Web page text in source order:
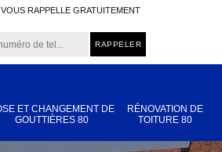
RAPPELLE GRATUITEMENT
ET CHANGEMENT DE
GOUTTIÈRES 80
RÉNOVATION DE
TOITURE 80